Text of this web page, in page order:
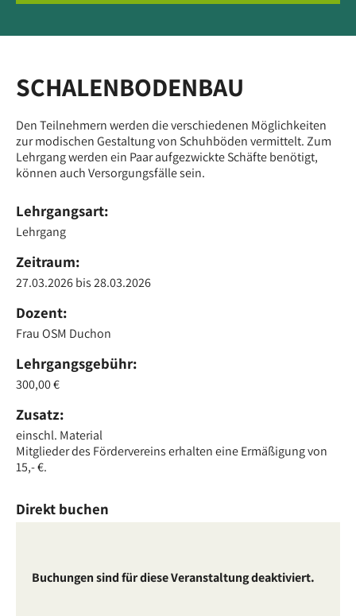
SCHALENBODENBAU
Den Teilnehmern werden die verschiedenen Möglichkeiten
zur modischen Gestaltung von Schuhböden vermittelt. Zum
Lehrgang werden ein Paar aufgezwickte Schäfte benötigt,
können auch Versorgungsfälle sein.
Lehrgangsart:
Lehrgang
Zeitraum:
27.03.2026bis 28.03.2026
Dozent:
Frau OSM Duchon
Lehrgangsgebühr:
300,00 €
Zusatz:
einschl. Material
Mitglieder des Fördervereins erhalten eine Ermäßigung von
15,- €.
Direkt buchen
Buchungen sind für diese Veranstaltung deaktiviert.